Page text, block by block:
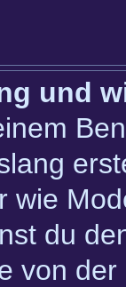
und
wie
du
von